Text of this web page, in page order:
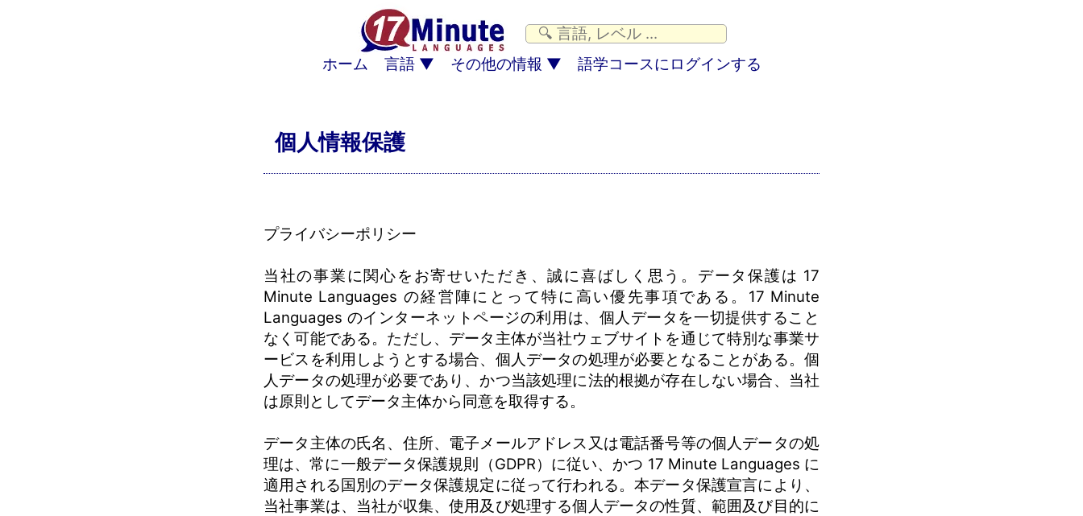
ホーム 言語 その他の情報 語学コースにログインする
個人情報保護
プライバシーポリシー
当社の事業に関心をお寄せいただき、誠に喜ばしく思う。データ保護は 17
Minute Languages の経営陣にとって特に高い優先事項である。17 Minute
Languages のインターネットページの利用は、個人データを一切提供すること
なく可能である。ただし、データ主体が当社ウェブサイトを通じて特別な事業サ
ービスを利用しようとする場合、個人データの処理が必要となることがある。個
人データの処理が必要であり、かつ当該処理に法的根拠が存在しない場合、当社
は原則としてデータ主体から同意を取得する。
データ主体の氏名、住所、電子メールアドレス又は電話番号等の個人データの処
理は、常に一般データ保護規則（GDPR）に従い、かつ 17 Minute Languages に
適用される国別のデータ保護規定に従って行われる。本データ保護宣言により、
当社事業は、当社が収集、使用及び処理する個人データの性質、範囲及び目的に